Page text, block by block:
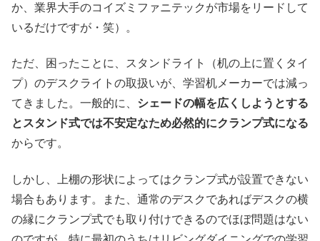
か、業界大手のコイズミファニテックが市場をリードして
いるだけですが・笑）。
ただ、困ったことに、スタンドライト（机の上に置くタイ
プ）のデスクライトの取扱いが、学習机メーカーでは減っ
てきました。一般的に、 シェードの幅を広くしようとする
とスタンド式では不安定なため必然的にクランプ式になる
からです。
しかし、上棚の形状によってはクランプ式が設置できない
場合もあります。また、通常のデスクであればデスクの横
の縁にクランプ式でも取り付けできるのでほぼ問題はない